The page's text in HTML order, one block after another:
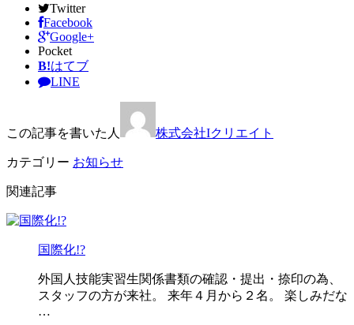
Twitter
Facebook
Google+
Pocket
B!はてブ
LINE
この記事を書いた人 株式会社Iクリエイト
カテゴリー お知らせ
関連記事
国際化!?
外国人技能実習生関係書類の確認・提出・捺印の為、
スタッフの方が来社。 来年４月から２名。 楽しみだな
…